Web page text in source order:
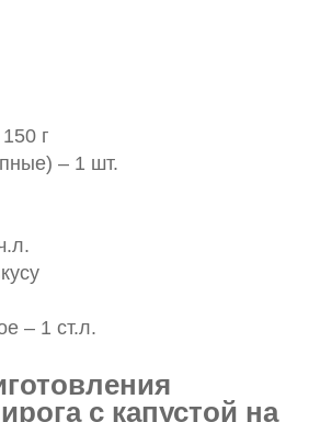
г
– 1 шт.
– 1 ст.л.
с капустой на